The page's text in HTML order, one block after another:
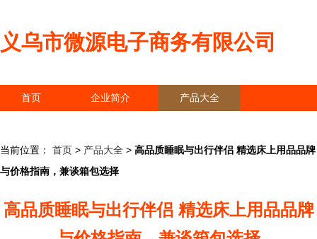
义乌市微源电子商务有限公司
首页 企业简介 产品大全
当前位置： 首页 > 产品大全 > 高品质睡眠与出行伴侣 精选床上用品品牌
与价格指南，兼谈箱包选择
高品质睡眠与出行伴侣 精选床上用品品牌